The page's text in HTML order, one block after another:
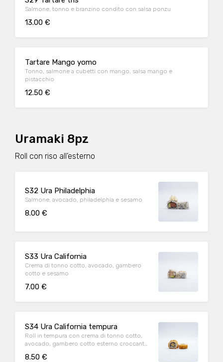
Salmone, tonno e branzino condito con salsa ponzu
13.00 €
Tartare Mango yomo
Tonno, salmone a cubetti con mango, salsa mango e
pistacchio
12.50 €
Uramaki 8pz
Roll con riso all’esterno
S32 Ura Philadelphia
Salmone, avocado, philadelphia e sesamo
8.00 €
S33 Ura California
Crema di tonno cotto, avocado, gambero
cotto e sesamo
7.00 €
S34 Ura California tempura
Roll in tempura con crema di tonno cotto,
avocado, gambero cotto esterno croccante
8.50 €